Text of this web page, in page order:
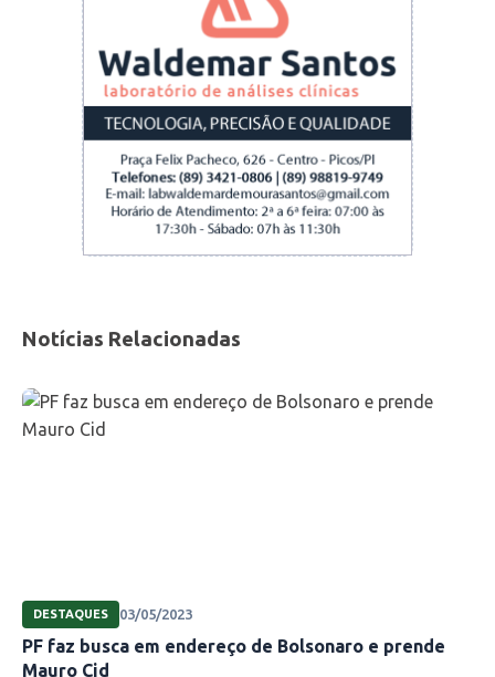
Notícias Relacionadas
DESTAQUES 03/05/2023
PF faz busca em endereço de Bolsonaro e prende
Mauro Cid